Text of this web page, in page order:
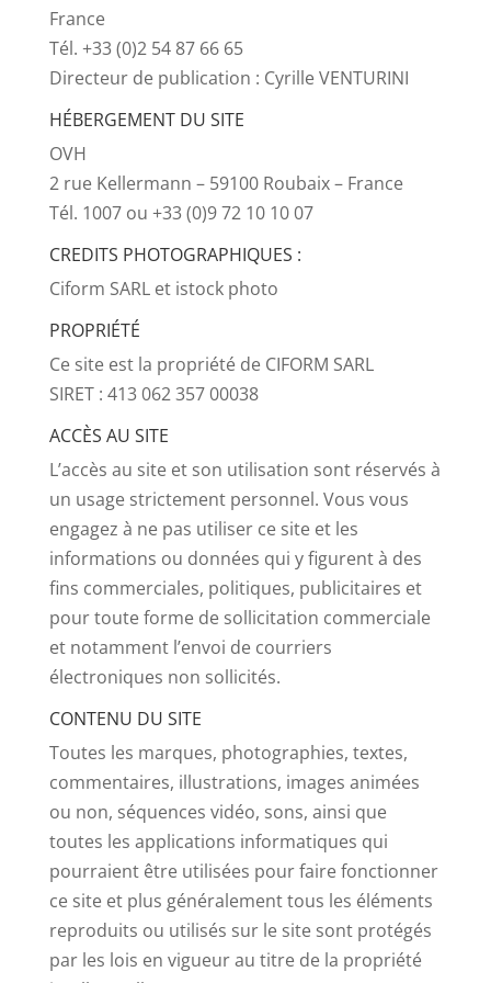
France
Tél. +33 (0)2 54 87 66 65
Directeur de publication : Cyrille VENTURINI
HÉBERGEMENT DU SITE
OVH
2 rue Kellermann – 59100 Roubaix – France
Tél. 1007 ou +33 (0)9 72 10 10 07
CREDITS PHOTOGRAPHIQUES :
Ciform SARL et istock photo
PROPRIÉTÉ
Ce site est la propriété de CIFORM SARL
SIRET : 413 062 357 00038
ACCÈS AU SITE
L’accès au site et son utilisation sont réservés à
un usage strictement personnel. Vous vous
engagez à ne pas utiliser ce site et les
informations ou données qui y figurent à des
fins commerciales, politiques, publicitaires et
pour toute forme de sollicitation commerciale
et notamment l’envoi de courriers
électroniques non sollicités.
CONTENU DU SITE
Toutes les marques, photographies, textes,
commentaires, illustrations, images animées
ou non, séquences vidéo, sons, ainsi que
toutes les applications informatiques qui
pourraient être utilisées pour faire fonctionner
ce site et plus généralement tous les éléments
reproduits ou utilisés sur le site sont protégés
par les lois en vigueur au titre de la propriété